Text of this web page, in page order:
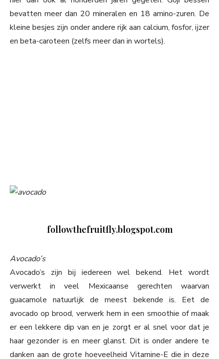
bevatten meer dan 20 mineralen en 18 amino-zuren. De
kleine besjes zijn onder andere rijk aan calcium, fosfor, ijzer
en beta-caroteen (zelfs meer dan in wortels).
followthefruitfly.blogspot.com
Avocado’s
Avocado’s zijn bij iedereen wel bekend. Het wordt
verwerkt in veel Mexicaanse gerechten waarvan
guacamole natuurlijk de meest bekende is. Eet de
avocado op brood, verwerk hem in een smoothie of maak
er een lekkere dip van en je zorgt er al snel voor dat je
haar gezonder is en meer glanst. Dit is onder andere te
danken aan de grote hoeveelheid Vitamine-E die in deze